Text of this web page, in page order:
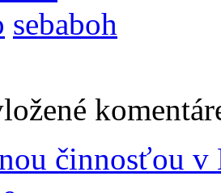
sebaboh
činnosťou